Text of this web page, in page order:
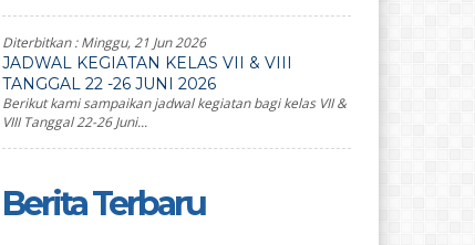
Diterbitkan :Minggu, 21 Jun 2026
JADWAL KEGIATAN KELAS VII & VIII
TANGGAL 22 -26 JUNI 2026
Berikut kami sampaikan jadwal kegiatan bagi kelas VII &
VIII Tanggal 22-26 Juni...
Berita Terbaru